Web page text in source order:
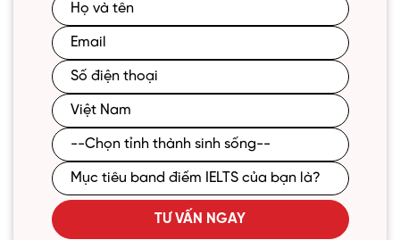
TƯ VẤN NGAY